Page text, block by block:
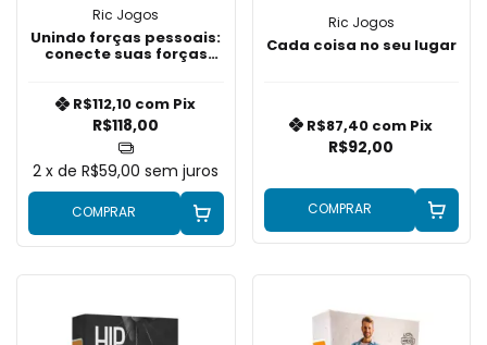
Ric Jogos
Unindo forças pessoais:
conecte suas forças
R$118,00
R$112,10 com Pix
2 x deR$59,00 sem juros
COMPRAR
Ric Jogos
Cada coisa no seu lugar
R$92,00
R$87,40 com Pix
COMPRAR